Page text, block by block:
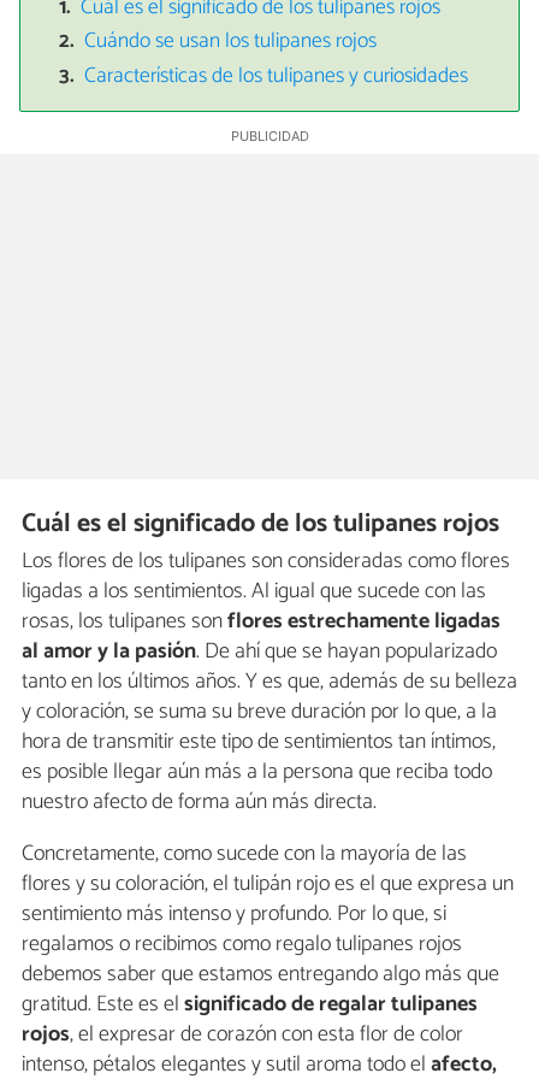
Cuál es el significado de los tulipanes rojos
Cuándo se usan los tulipanes rojos
Características de los tulipanes y curiosidades
Cuál es el significado de los tulipanes rojos
Los flores de los tulipanes son consideradas como flores
ligadas a los sentimientos. Al igual que sucede con las
rosas, los tulipanes sonflores estrechamente ligadas
al amor y la pasión. De ahí que se hayan popularizado
tanto en los últimos años. Y es que, además de su belleza
y coloración, se suma su breve duración por lo que, a la
hora de transmitir este tipo de sentimientos tan íntimos,
es posible llegar aún más a la persona que reciba todo
nuestro afecto de forma aún más directa.
Concretamente, como sucede con la mayoría de las
flores y su coloración, el tulipán rojo es el que expresa un
sentimiento más intenso y profundo. Por lo que, si
regalamos o recibimos como regalo tulipanes rojos
debemos saber que estamos entregando algo más que
gratitud. Este es elsignificado de regalar tulipanes
rojos, el expresar de corazón con esta flor de color
intenso, pétalos elegantes y sutil aroma todo elafecto,